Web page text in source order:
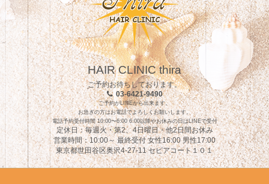
HAIR CLINIC thira
ご予約お待ちしております。
03-6421-9490
ご予約がLINEから出来ます。
お急ぎの方はお電話でよろしくお願いします。
電話予約受付時間 10:00〜6:00 6:00以降やお休みの日はLINEで受付
定休日：毎週火・第2、4日曜日・他2日間お休み
営業時間：10:00～ 最終受付 女性16:00 男性17:00
東京都世田谷区奥沢4-27-11 セピアコート１０１